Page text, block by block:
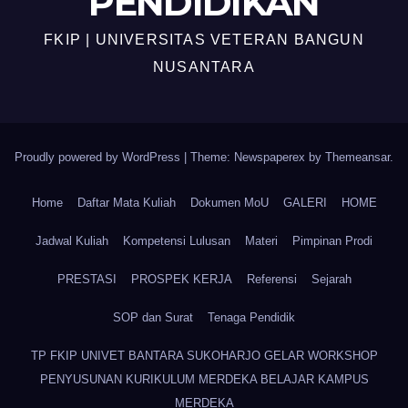
FKIP | UNIVERSITAS VETERAN BANGUN
NUSANTARA
Proudly powered by WordPress Theme: Newspaperex by Themeansar.
Home Daftar Mata Kuliah Dokumen MoU GALERI HOME
Jadwal Kuliah Kompetensi Lulusan Materi Pimpinan Prodi
PRESTASI PROSPEK KERJA Referensi Sejarah
SOP dan Surat Tenaga Pendidik
TP FKIP UNIVET BANTARA SUKOHARJO GELAR WORKSHOP
PENYUSUNAN KURIKULUM MERDEKA BELAJAR KAMPUS
MERDEKA